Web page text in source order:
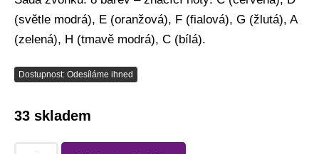
(světle modrá), E (oranžová), F (fialová), G (žlutá), A
(zelená), H (tmavě modrá), C (bílá).
Dostupnost: Odesíláme ihned
33 skladem